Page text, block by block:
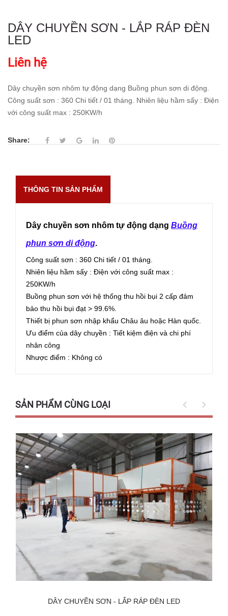
DÂY CHUYỀN SƠN - LẮP RÁP ĐÈN
LED
Liên hệ
Dây chuyền sơn nhôm tự động dạng Buồng phun sơn di động.
Công suất sơn : 360 Chi tiết / 01 tháng. Nhiên liệu hầm sấy : Điện
với công suất max : 250KW/h
Share:
THÔNG TIN SẢN PHẨM
Dây chuyền sơn nhôm tự động dạng Buồng
phun sơn di động.
Công suất sơn : 360 Chi tiết / 01 tháng.
Nhiên liệu hầm sấy : Điện với công suất max :
250KW/h
Buồng phun sơn với hệ thống thu hồi bụi 2 cấp đảm
bảo thu hồi bụi đạt > 99.6%.
Thiết bị phun sơn nhập khẩu Châu âu hoặc Hàn quốc.
Ưu điểm của dây chuyền : Tiết kiệm điện và chi phí
nhân công
Nhược điểm : Không có
SẢN PHẨM CÙNG LOẠI
DÂY CHUYỀN SƠN - LẮP RÁP ĐÈN LED